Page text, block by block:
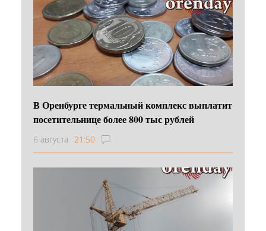
В Оренбурге термальный комплекс выплатит
посетительнице более 800 тыс рублей
6 августа 21:50